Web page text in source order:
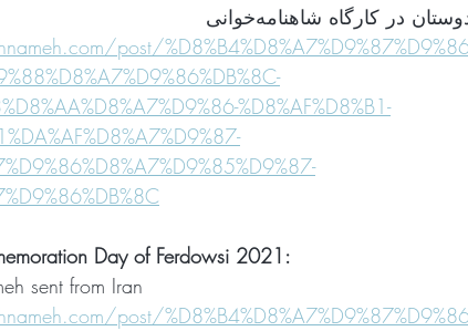
post/
%D8%AF%D8%B1-
Day of Ferdowsi 2021:
sent from Iran
post/